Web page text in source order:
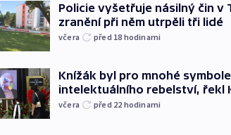
Policie vyšetřuje násilný čin v
zranění při něm utrpěli tři lidé
včera před 18 hodinami
Knížák byl pro mnohé
intelektuálního rebelství, řekl
včera před 22 hodinami